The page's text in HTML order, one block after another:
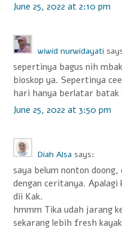
June 25, 2022 at 2:10 pm
wiwid nurwidayati
sepertinya bagus nih
bioskop ya. Sepertinya
hari hanya berlatar batak
June 25, 2022 at 3:50 pm
Diah Alsa says:
saya belum nonton
dengan ceritanya.
dii Kak.
hmmm Tika udah jarang
sekarang lebih fresh